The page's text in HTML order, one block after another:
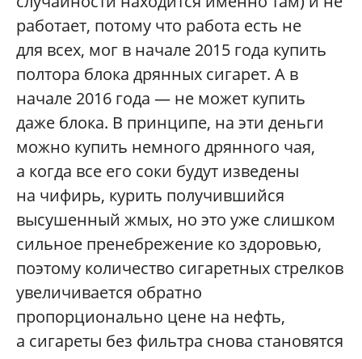
работает, потому что работа есть не
для всех, мог в начале 2015 года купить
полтора блока дрянных сигарет. А в
начале 2016 года — не может купить
даже блока. В принципе, на эти деньги
можно купить немного дрянного чая,
а когда все его соки будут изведены
на чифирь, курить получившийся
высушенный жмых, но это уже слишком
сильное пренебрежение ко здоровью,
поэтому количество сигаретных стрелков
увеличивается обратно
пропорционально цене на нефть,
а сигареты без фильтра снова становятся